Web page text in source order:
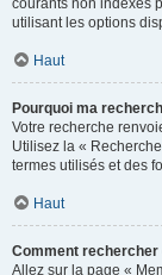
courants non indexés
utilisant les options
Haut
Pourquoi ma
Votre recherche
Utilisez la «
termes utilisés et des
Haut
Comment
Allez sur la page «